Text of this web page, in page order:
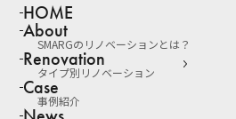
HOME
About
SMARGのリノベーションとは？
Renovation
タイプ別リノベーション
Case
事例紹介